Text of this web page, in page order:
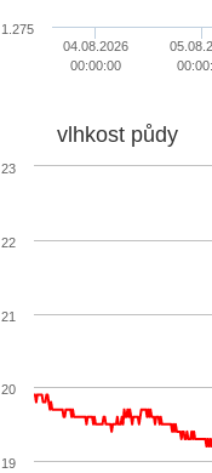
04.08.2026
00:00:00
1.275
vlhkost půdy
19
20
21
22
23